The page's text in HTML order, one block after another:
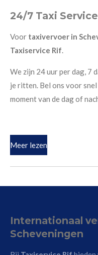
24/7 Taxi
Voor taxivervoer in
Taxiservice Rif.
We zijn 24 uur per dag, 7
je ritten. Bel ons voor
moment van de dag of
Meer lezen
Internationaal
Scheveningen